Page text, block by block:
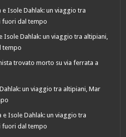
e Isole Dahlak: un viaggio tra
fuori dal tempo
Isole Dahlak: un viaggio tra altipiani,
tempo
trovato morto su via ferrata a
un viaggio tra altipiani, Mar
e Isole Dahlak: un viaggio tra
fuori dal tempo